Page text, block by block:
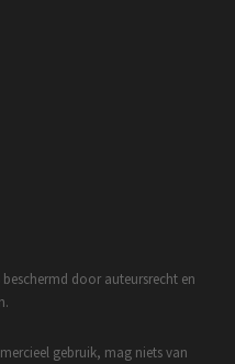
door auteursrecht en
gebruik, mag niets van